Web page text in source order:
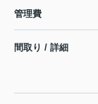
管理費
間取り / 詳細